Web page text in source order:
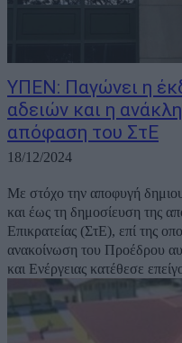
ΥΠΕΝ: Παγώνει η
αδειών και η
απόφαση του ΣτΕ
18/12/2024
Με στόχο την αποφυγή
και έως τη δημοσίευση της
Επικρατείας (ΣτΕ), επί της
ανακοίνωση του Προέδρου
και Ενέργειας κατέθεσε